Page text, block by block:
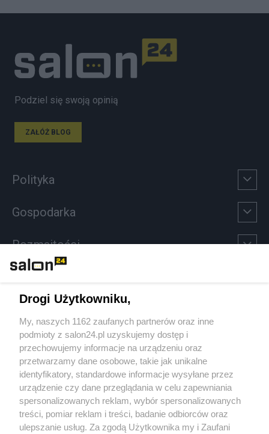
Podziel się swoją opinią
ZAŁÓŻ BLOG
Polityka
Gospodarka
Rozmaitości
Sport
Społeczeństwo
Kultura
Drogi Użytkowniku,
My, naszych 1162 zaufanych partnerów oraz inne
podmioty z salon24.pl uzyskujemy dostęp i
przechowujemy informacje na urządzeniu oraz
przetwarzamy dane osobowe, takie jak unikalne
identyfikatory, standardowe informacje wysyłane przez
urządzenie czy dane przeglądania w celu zapewniania
spersonalizowanych reklam, wybór spersonalizowanych
treści, pomiar reklam i treści, badanie odbiorców oraz
ulepszanie usług. Za zgodą Użytkownika my i Zaufani